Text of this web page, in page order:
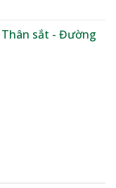
sắt - Đường